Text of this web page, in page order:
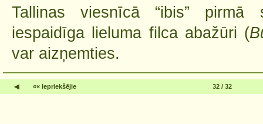
Tallinas viesnīcā “ibis” pirmā
iespaidīga lieluma filca abažūri (
var aizņemties.
◀ «« Iepriekšējie 32 / 32